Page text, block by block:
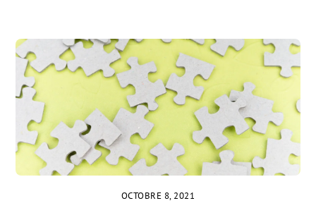
OCTOBRE 8, 2021